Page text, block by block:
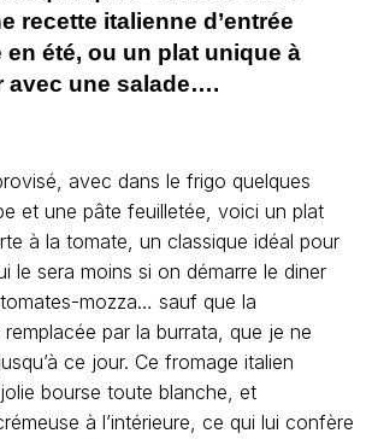
recette italienne d’entrée
en été, ou un plat unique à
avec une salade….
avec dans le frigo quelques
et une pâte feuilletée, voici un plat
à la tomate, un classique idéal pour
le sera moins si on démarre le diner
mozza… sauf que la
par la burrata, que je ne
ce jour. Ce fromage italien
bourse toute blanche, et
à l’intérieure, ce qui lui confère